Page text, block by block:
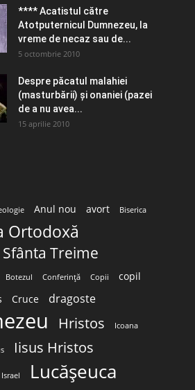
**** Acatistul către
Atotputernicul Dumnezeu, la
vreme de necaz sau de...
5 octombrie 2010
Despre păcatul malahiei
(masturbării) şi onaniei (pazei
de a nu avea...
15 aprilie 2010
Anul nou avort Biserica
Ortodoxă
Treime
Botezul Conferință Copii
copil
Cruce dragoste
Hristos Icoana
Iisus Hristos
Israel Lucășeuca